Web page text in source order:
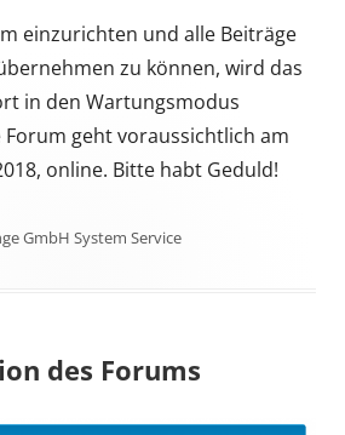
einzurichten und alle Beiträge
zu können, wird das
in den Wartungsmodus
Forum geht voraussichtlich am
online. Bitte habt Geduld!
GmbH System Service
des Forums